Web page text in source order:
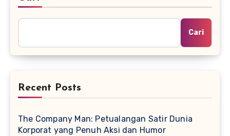
Cari
Recent Posts
The Company Man: Petualangan Satir Dunia
Korporat yang Penuh Aksi dan Humor